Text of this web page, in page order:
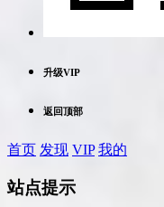
升级VIP
返回顶部
首页 发现 VIP 我的
站点提示